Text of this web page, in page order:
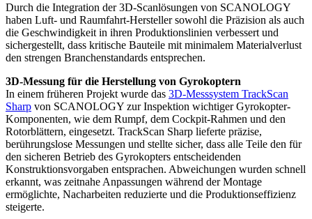
Durch die Integration der 3D-Scanlösungen von SCANOLOGY
haben Luft- und Raumfahrt-Hersteller sowohl die Präzision als auch
die Geschwindigkeit in ihren Produktionslinien verbessert und
sichergestellt, dass kritische Bauteile mit minimalem Materialverlust
den strengen Branchenstandards entsprechen.
3D-Messung für die Herstellung von Gyrokoptern
In einem früheren Projekt wurde das 3D-Messsystem TrackScan
Sharp von SCANOLOGY zur Inspektion wichtiger Gyrokopter-
Komponenten, wie dem Rumpf, dem Cockpit-Rahmen und den
Rotorblättern, eingesetzt. TrackScan Sharp lieferte präzise,
berührungslose Messungen und stellte sicher, dass alle Teile den für
den sicheren Betrieb des Gyrokopters entscheidenden
Konstruktionsvorgaben entsprachen. Abweichungen wurden schnell
erkannt, was zeitnahe Anpassungen während der Montage
ermöglichte, Nacharbeiten reduzierte und die Produktionseffizienz
steigerte.